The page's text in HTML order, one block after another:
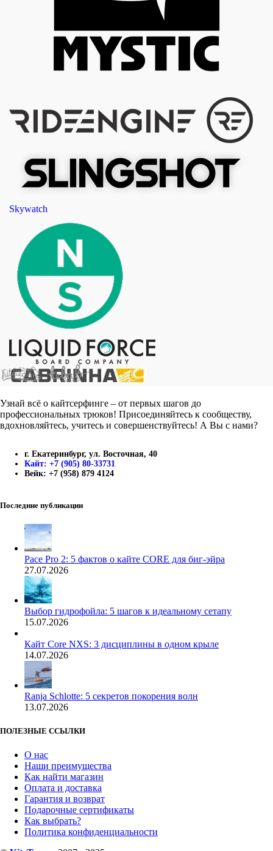
Skywatch
Узнай всё о кайтсерфинге – от первых шагов до
профессиональных трюков! Присоединяйтесь к сообществу,
вдохновляйтесь, учитесь и совершенствуйтесь! А Вы с нами?
г. Екатеринбург, ул. Восточная, 40
Кайт: +7 (905) 80-33731
Вейк: +7 (958) 879 4124
Последние публикации
Pace Pro 2: 5 фактов о кайте CORE для биг-эйра
27.07.2026
Выбор гидрофойла: 5 шагов к идеальному сетапу
15.07.2026
Кайт Core NXS: 3 дисциплины в одном крыле
14.07.2026
Ranja Schlotte: 5 секретов покорения волн
13.07.2026
ПОЛЕЗНЫЕ ССЫЛКИ
О нас
Наши преимущества
Как найти магазин
Оплата и доставка
Гарантия и возврат
Подарочные сертификаты
Как выбрать?
Политика конфиденциальности